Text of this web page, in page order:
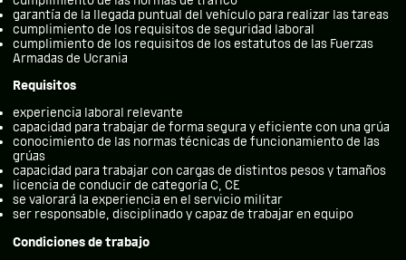
garantía de la llegada puntual del vehículo para realizar las tareas
cumplimiento de los requisitos de seguridad laboral
cumplimiento de los requisitos de los estatutos de las Fuerzas
Armadas de Ucrania
Requisitos
experiencia laboral relevante
capacidad para trabajar de forma segura y eficiente con una grúa
conocimiento de las normas técnicas de funcionamiento de las
grúas
capacidad para trabajar con cargas de distintos pesos y tamaños
licencia de conducir de categoría C, CE
se valorará la experiencia en el servicio militar
ser responsable, disciplinado y capaz de trabajar en equipo
Condiciones de trabajo